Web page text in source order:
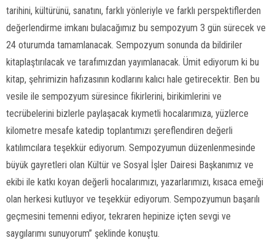
tarihini, kültürünü, sanatını, farklı yönleriyle ve farklı perspektiflerden
değerlendirme imkanı bulacağımız bu sempozyum 3 gün sürecek ve
24 oturumda tamamlanacak. Sempozyum sonunda da bildiriler
kitaplaştırılacak ve tarafımızdan yayımlanacak. Ümit ediyorum ki bu
kitap, şehrimizin hafızasının kodlarını kalıcı hale getirecektir. Ben bu
vesile ile sempozyum süresince fikirlerini, birikimlerini ve
tecrübelerini bizlerle paylaşacak kıymetli hocalarımıza, yüzlerce
kilometre mesafe katedip toplantımızı şereflendiren değerli
katılımcılara teşekkür ediyorum. Sempozyumun düzenlenmesinde
büyük gayretleri olan Kültür ve Sosyal İşler Dairesi Başkanımız ve
ekibi ile katkı koyan değerli hocalarımızı, yazarlarımızı, kısaca emeği
olan herkesi kutluyor ve teşekkür ediyorum. Sempozyumun başarılı
geçmesini temenni ediyor, tekraren hepinize içten sevgi ve
saygılarımı sunuyorum” şeklinde konuştu.